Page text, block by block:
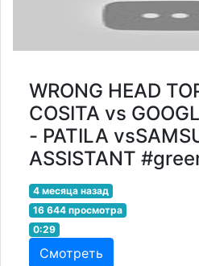
WRONG HEAD
COSITA vs
- PATILA
ASSISTANT
4 месяца назад
16 644 просмотра
0:29
Смотреть